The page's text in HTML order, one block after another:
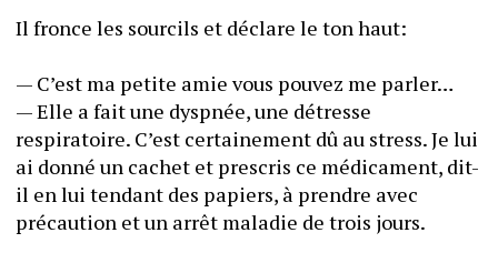
Il fronce les sourcils et déclare le ton haut:
— C’est ma petite amie vous pouvez me parler…
— Elle a fait une dyspnée, une détresse
respiratoire. C’est certainement dû au stress. Je lui
ai donné un cachet et prescris ce médicament, dit-
il en lui tendant des papiers, à prendre avec
précaution et un arrêt maladie de trois jours.